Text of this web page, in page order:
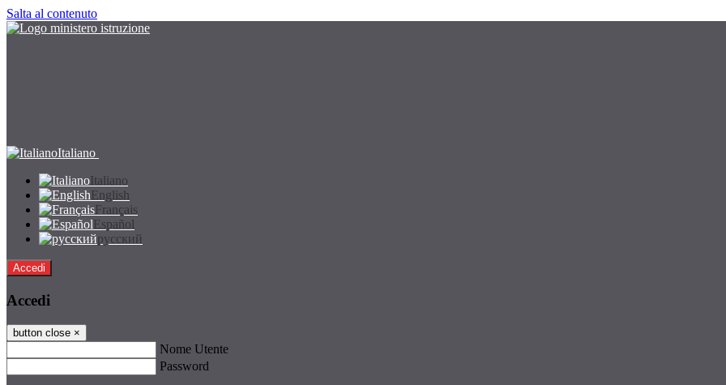
Salta al contenuto
Italiano
Italiano
English
Français
Español
русский
Accedi
Accedi
button close ×
Nome Utente
Password